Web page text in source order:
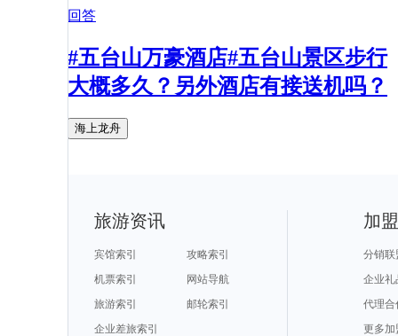
回答
#五台山万豪酒店#五台山景区步行
大概多久？另外酒店有接送机吗？
海上龙舟
旅游资讯
宾馆索引
攻略索引
机票索引
网站导航
旅游索引
邮轮索引
企业差旅索引
加
分销联
企业礼
代理合
更多加